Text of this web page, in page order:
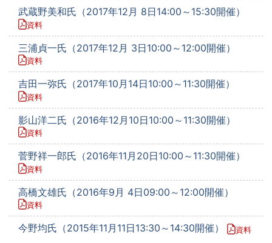
武蔵野美和氏（2017年12月 8日14:00～15:30開催）
資料
三浦貞一氏（2017年12月 3日10:00～12:00開催）
資料
吉田一弥氏（2017年10月14日10:00～11:30開催）
資料
影山洋二氏（2016年12月10日10:00～11:30開催）
資料
菅野祥一郎氏（2016年11月20日10:00～11:30開催）
資料
高橋文雄氏（2016年9月 4日09:00～12:00開催）
資料
今野均氏（2015年11月11日13:30～14:30開催） 資料